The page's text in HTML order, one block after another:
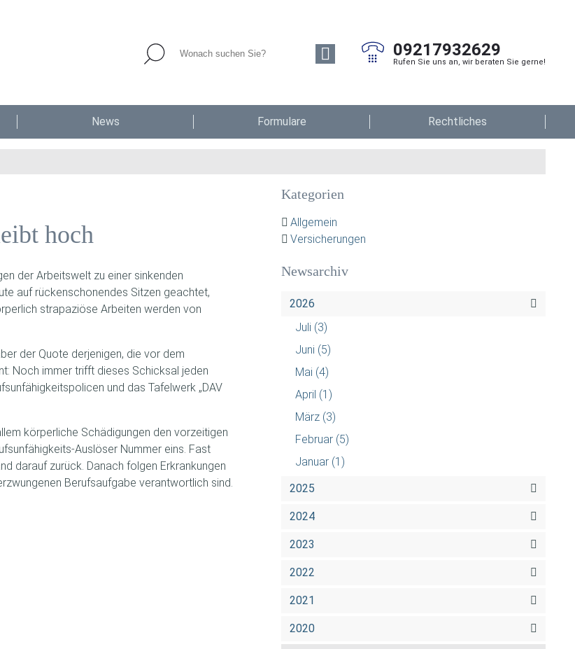
09217932629
Rufen Sie uns an, wir beraten Sie gerne!
News Formulare Rechtliches
hoch
der Arbeitswelt zu einer sinkenden
auf rückenschonendes Sitzen geachtet,
strapaziöse Arbeiten werden von
der Quote derjenigen, die vor dem
Noch immer trifft dieses Schicksal jeden
und das Tafelwerk „DAV
körperliche Schädigungen den vorzeitigen
Auslöser Nummer eins. Fast
darauf zurück. Danach folgen Erkrankungen
Berufsaufgabe verantwortlich sind.
Kategorien
Allgemein
Versicherungen
Newsarchiv
2026
Juli (3)
Juni (5)
Mai (4)
April (1)
März (3)
Februar (5)
Januar (1)
2025
2024
2023
2022
2021
2020